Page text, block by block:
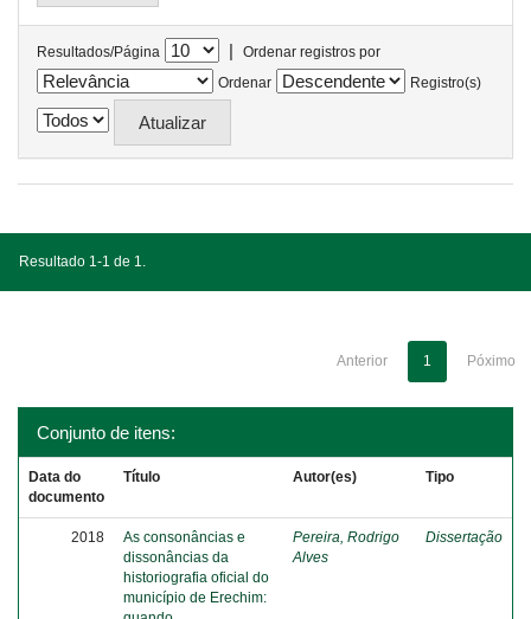
Resultados/Página |
Ordenar registros por
Ordenar
Registro(s)
Resultado 1-1 de 1.
Anterior 1 Póximo
Conjunto de itens:
Data do
documento
Título Autor(es) Tipo
2018
As consonâncias e
dissonâncias da
historiografia oficial do
município de Erechim:
Pereira, Rodrigo
Alves
Dissertação